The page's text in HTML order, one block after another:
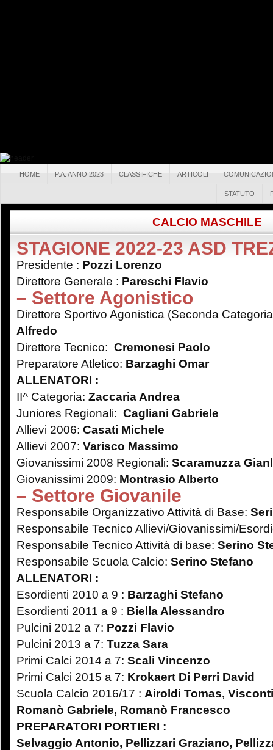
HOME P.A. ANNO 2023 CLASSIFICHE ARTICOLI
STATUTO
CALCIO MASCHILE
STAGIONE 2022-23 ASD
Presidente : Pozzi Lorenzo
Direttore Generale : Pareschi Flavio
– Settore Agonistico
Direttore Sportivo Agonistica (Seconda
Alfredo
Direttore Tecnico: Cremonesi Paolo
Preparatore Atletico: Barzaghi Omar
ALLENATORI :
II^ Categoria: Zaccaria Andrea
Juniores Regionali: Cagliani Gabriele
Allievi 2006: Casati Michele
Allievi 2007: Varisco Massimo
Giovanissimi 2008 Regionali: Scaramuzza
Giovanissimi 2009: Montrasio Alberto
– Settore Giovanile
Responsabile Organizzativo Attività di Base:
Responsabile Tecnico Allievi/Giovanissimi/
Responsabile Tecnico Attività di base: Serino
Responsabile Scuola Calcio: Serino Stefano
ALLENATORI :
Esordienti 2010 a 9 : Barzaghi Stefano
Esordienti 2011 a 9 : Biella Alessandro
Pulcini 2012 a 7: Pozzi Flavio
Pulcini 2013 a 7: Tuzza Sara
Primi Calci 2014 a 7: Scali Vincenzo
Primi Calci 2015 a 7: Krokaert Di Perri David
Scuola Calcio 2016/17 : Airoldi Tomas,
Romanò Gabriele, Romanò Francesco
PREPARATORI PORTIERI :
Selvaggio Antonio, Pellizzari Graziano,